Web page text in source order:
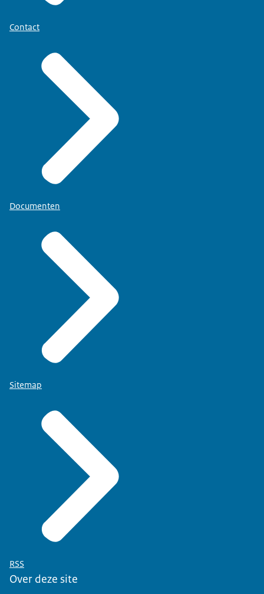
Contact
Documenten
Sitemap
RSS
Over deze site